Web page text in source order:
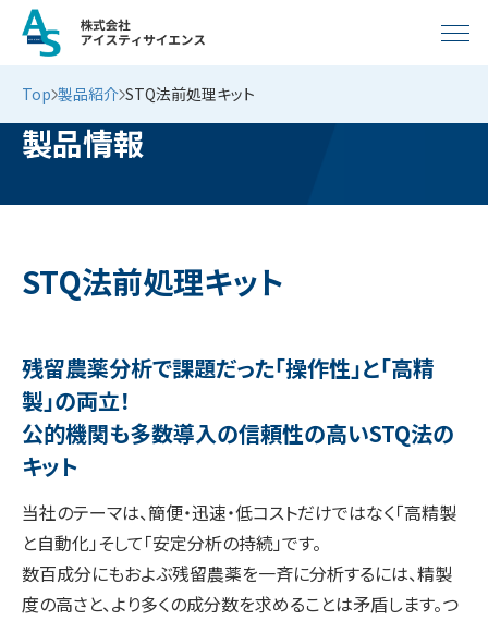
Top 製品紹介 STQ法前処理キット
製品情報
STQ法前処理キット
残留農薬分析で課題だった「操作性」と「高精
製」の両立！
公的機関も多数導入の信頼性の高いSTQ法の
キット
当社のテーマは、簡便・迅速・低コストだけではなく「高精製
と自動化」そして「安定分析の持続」です。
数百成分にもおよぶ残留農薬を一斉に分析するには、精製
度の高さと、より多くの成分数を求めることは矛盾します。つ